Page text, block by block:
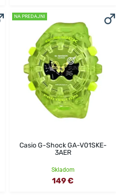
NA PREDAJNI
Casio G-Shock GA-V01SKE-
3AER
Skladom
149 €